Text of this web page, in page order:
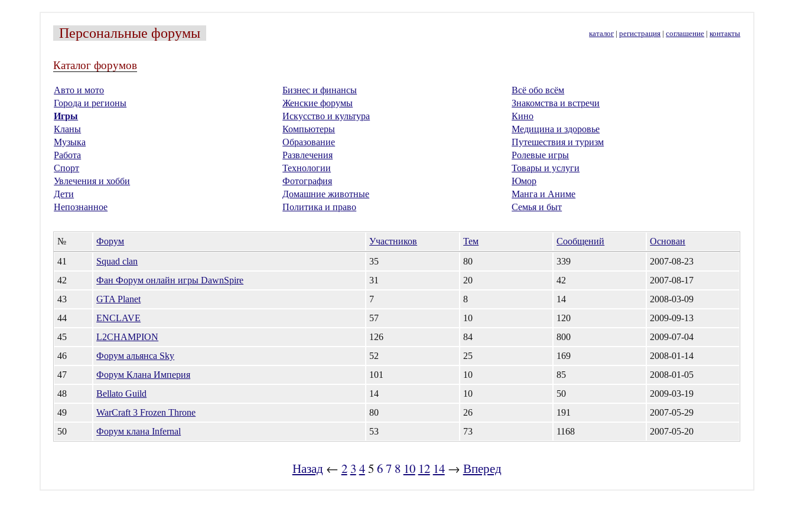
Персональные форумы каталог |регистрация |соглашение |контакты
Каталог форумов
Авто и мото Бизнес и финансы
Всё обо всём
Города и регионы
Женские форумы
Знакомства и встречи
Игры
Искусство и культура
Кино
Кланы
Компьютеры
Медицина и здоровье
Музыка
Образование
Путешествия и туризм
Работа
Развлечения
Ролевые игры
Спорт
Технологии
Товары и услуги
Увлечения и хобби
Фотография
Юмор
Дети
Домашние животные
Манга и Аниме
Непознанное
Политика и право Семья и быт
№ Форум Участников Тем Сообщений
Основан
41
Squad clan 35 80 339
2007-08-23
42
Фан Форум онлайн игры DawnSpire 31 20 42
2007-08-17
43
GTA Planet 7 8 14
2008-03-09
44
ENCLAVE 57 10 120
2009-09-13
45
L2CHAMPION 126 84 800
2009-07-04
46
Форум альянса Sky 52 25 169
2008-01-14
47
Форум Клана Империя 101 10 85
2008-01-05
48
Bellato Guild 14 10 50
2009-03-19
49
WarCraft 3 Frozen Throne 80 26 191
2007-05-29
50
Форум клана Infernal 53 73 1168 2007-05-20
Назад← 2 3 45 67 8 10 12 14 → Вперед